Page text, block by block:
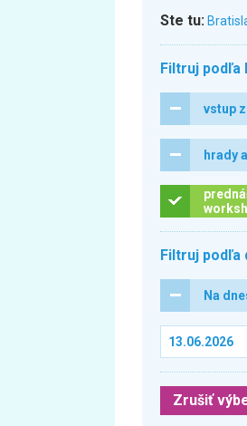
Ste tu:
Filtruj podľa
vstup
hrady
Filtruj podľa
Na
Zrušiť